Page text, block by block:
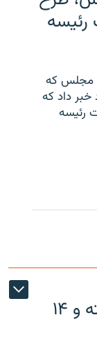
رئیسه
مجلس که
داد که
به هیات رئیسه
تیراندازی در تورنتو یک نفر کشته و ۱۴